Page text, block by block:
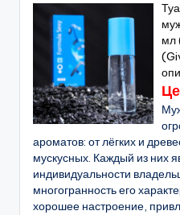
мл
ароматов: от лёгких и
мускусных. Каждый из них
индивидуальности
многогранность его
хорошее настроение,